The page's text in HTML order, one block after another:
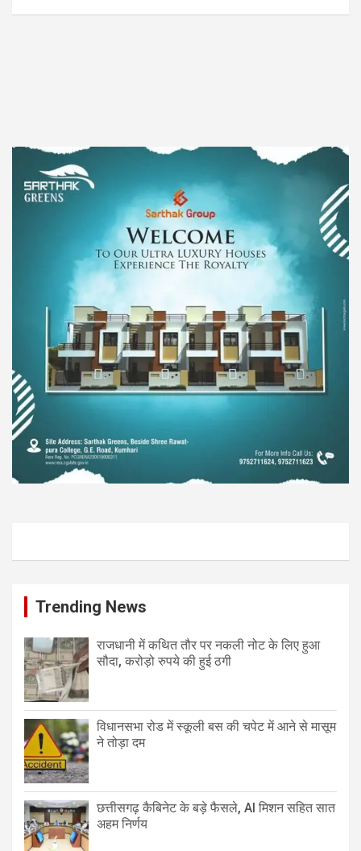
Trending News
राजधानी में कथित तौर पर नकली नोट के लिए हुआ
सौदा, करोड़ो रुपये की हुई ठगी
विधानसभा रोड में स्कूली बस की चपेट में आने से मासूम
ने तोड़ा दम
छत्तीसगढ़ कैबिनेट के बड़े फैसले, AI मिशन सहित सात
अहम निर्णय